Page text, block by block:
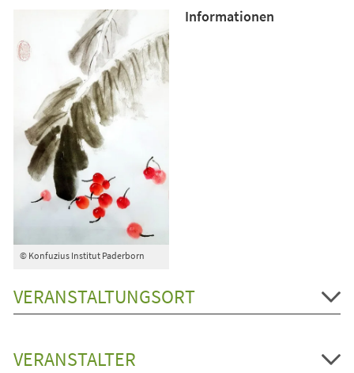
© Konfuzius Institut Paderborn
Informationen
VERANSTALTUNGSORT
VERANSTALTER